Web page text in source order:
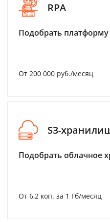
RPA
Подобрать
От 200 000 руб./месяц
S3-
Подобрать облачное
От 6,2 коп. за 1 Гб/месяц